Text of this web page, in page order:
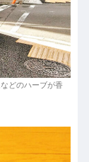
どのハーブが香